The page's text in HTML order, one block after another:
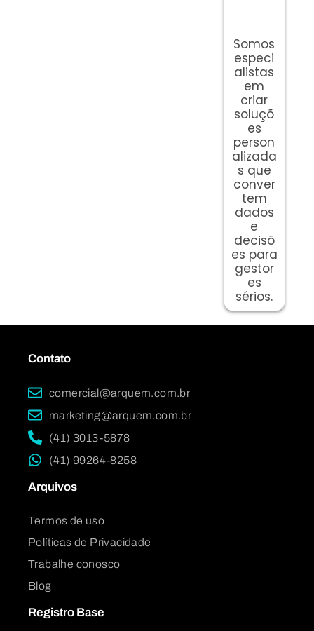
Somos
especi
alistas
em
criar
soluçõ
es
person
alizada
s que
conver
tem
dados
e
decisõ
es para
gestor
es
sérios.
Contato
comercial@arquem.com.br
marketing@arquem.com.br
(41) 3013-5878
(41) 99264-8258
Arquivos
Termos de uso
Políticas de Privacidade
Trabalhe conosco
Blog
Registro Base